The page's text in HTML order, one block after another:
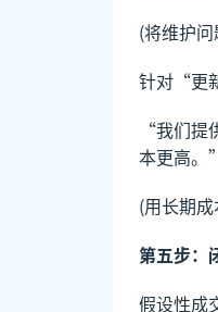
(将维护
针对“更
“我们提
本更高。”
(用长期
第五步：
假设性成